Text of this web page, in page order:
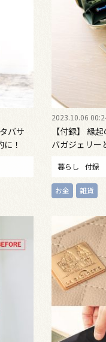
バサ
！
2023.10.06
【付録】 縁
バガジェリー
暮らし 付録
お金 雑貨